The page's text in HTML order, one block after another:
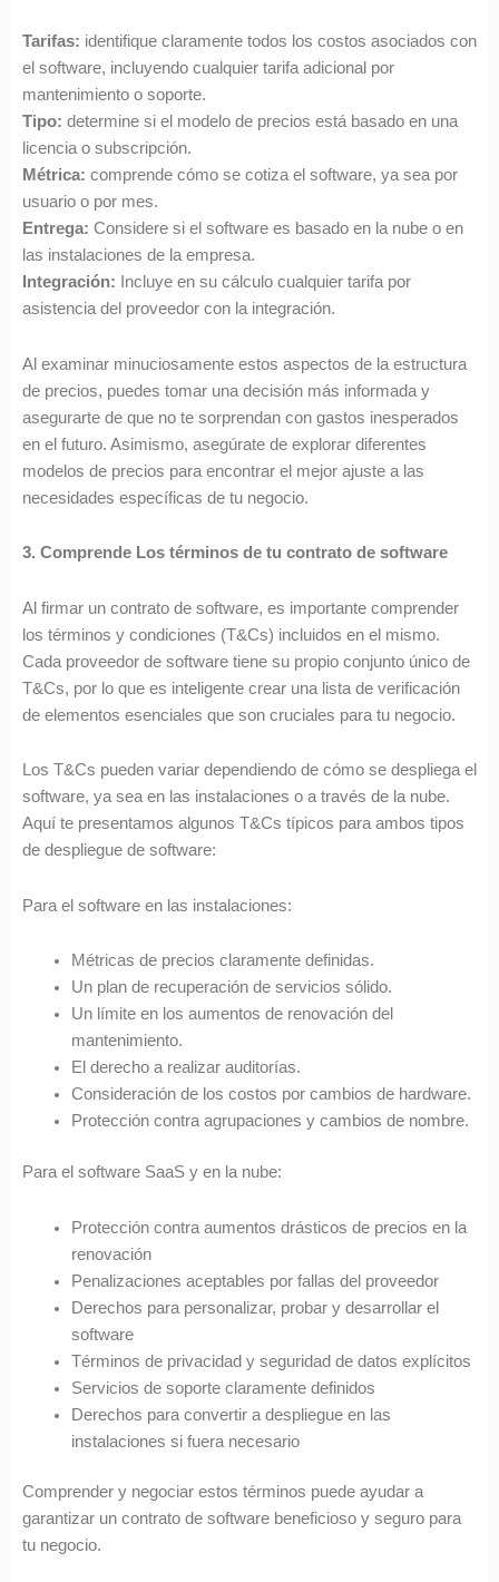
Tarifas: identifique claramente todos los costos asociados con
el software, incluyendo cualquier tarifa adicional por
mantenimiento o soporte.
Tipo: determine si el modelo de precios está basado en una
licencia o subscripción.
Métrica: comprende cómo se cotiza el software, ya sea por
usuario o por mes.
Entrega: Considere si el software es basado en la nube o en
las instalaciones de la empresa.
Integración: Incluye en su cálculo cualquier tarifa por
asistencia del proveedor con la integración.
Al examinar minuciosamente estos aspectos de la estructura
de precios, puedes tomar una decisión más informada y
asegurarte de que no te sorprendan con gastos inesperados
en el futuro. Asimismo, asegúrate de explorar diferentes
modelos de precios para encontrar el mejor ajuste a las
necesidades específicas de tu negocio.
3. Comprende Los términos de tu contrato de software
Al firmar un contrato de software, es importante comprender
los términos y condiciones (T&Cs) incluidos en el mismo.
Cada proveedor de software tiene su propio conjunto único de
T&Cs, por lo que es inteligente crear una lista de verificación
de elementos esenciales que son cruciales para tu negocio.
Los T&Cs pueden variar dependiendo de cómo se despliega el
software, ya sea en las instalaciones o a través de la nube.
Aquí te presentamos algunos T&Cs típicos para ambos tipos
de despliegue de software:
Para el software en las instalaciones:
Métricas de precios claramente definidas.
Un plan de recuperación de servicios sólido.
Un límite en los aumentos de renovación del
mantenimiento.
El derecho a realizar auditorías.
Consideración de los costos por cambios de hardware.
Protección contra agrupaciones y cambios de nombre.
Para el software SaaS y en la nube:
Protección contra aumentos drásticos de precios en la
renovación
Penalizaciones aceptables por fallas del proveedor
Derechos para personalizar, probar y desarrollar el
software
Términos de privacidad y seguridad de datos explícitos
Servicios de soporte claramente definidos
Derechos para convertir a despliegue en las
instalaciones si fuera necesario
Comprender y negociar estos términos puede ayudar a
garantizar un contrato de software beneficioso y seguro para
tu negocio.